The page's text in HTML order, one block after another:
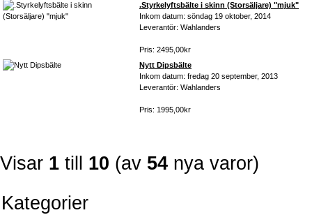
.Styrkelyftsbälte i skinn (Storsäljare) "mjuk"
Inkom datum: söndag 19 oktober, 2014
Leverantör: Wahlanders
Pris: 2495,00kr
Nytt Dipsbälte
Inkom datum: fredag 20 september, 2013
Leverantör: Wahlanders
Pris: 1995,00kr
Visar 1 till 10 (av 54 nya varor)
Kategorier